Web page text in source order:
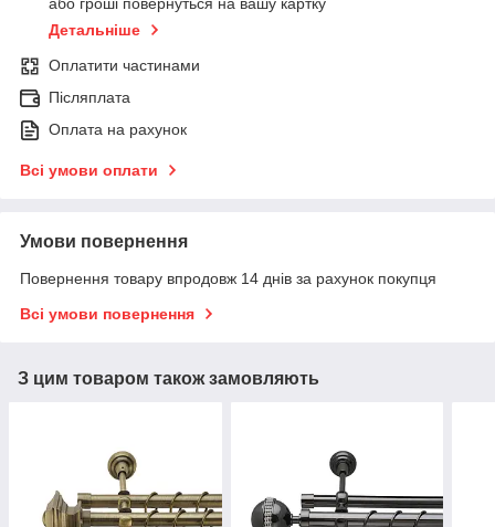
або гроші повернуться на вашу картку
Детальніше
Оплатити частинами
Післяплата
Оплата на рахунок
Всі умови оплати
Умови повернення
Повернення товару впродовж 14 днів за рахунок покупця
Всі умови повернення
З цим товаром також замовляють